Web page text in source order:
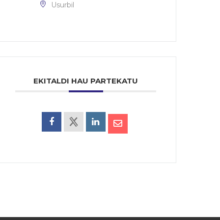
Usurbil
EKITALDI HAU PARTEKATU